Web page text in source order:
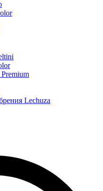
Lechuza